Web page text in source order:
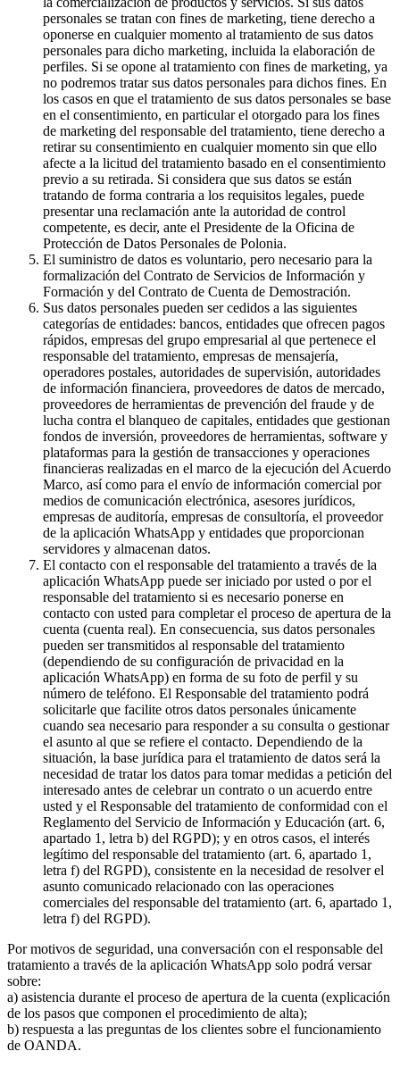
personales se tratan con fines de marketing, tiene derecho a
oponerse en cualquier momento al tratamiento de sus datos
personales para dicho marketing, incluida la elaboración de
perfiles. Si se opone al tratamiento con fines de marketing, ya
no podremos tratar sus datos personales para dichos fines. En
los casos en que el tratamiento de sus datos personales se base
en el consentimiento, en particular el otorgado para los fines
de marketing del responsable del tratamiento, tiene derecho a
retirar su consentimiento en cualquier momento sin que ello
afecte a la licitud del tratamiento basado en el consentimiento
previo a su retirada. Si considera que sus datos se están
tratando de forma contraria a los requisitos legales, puede
presentar una reclamación ante la autoridad de control
competente, es decir, ante el Presidente de la Oficina de
Protección de Datos Personales de Polonia.
El suministro de datos es voluntario, pero necesario para la
formalización del Contrato de Servicios de Información y
Formación y del Contrato de Cuenta de Demostración.
Sus datos personales pueden ser cedidos a las siguientes
categorías de entidades: bancos, entidades que ofrecen pagos
rápidos, empresas del grupo empresarial al que pertenece el
responsable del tratamiento, empresas de mensajería,
operadores postales, autoridades de supervisión, autoridades
de información financiera, proveedores de datos de mercado,
proveedores de herramientas de prevención del fraude y de
lucha contra el blanqueo de capitales, entidades que gestionan
fondos de inversión, proveedores de herramientas, software y
plataformas para la gestión de transacciones y operaciones
financieras realizadas en el marco de la ejecución del Acuerdo
Marco, así como para el envío de información comercial por
medios de comunicación electrónica, asesores jurídicos,
empresas de auditoría, empresas de consultoría, el proveedor
de la aplicación WhatsApp y entidades que proporcionan
servidores y almacenan datos.
El contacto con el responsable del tratamiento a través de la
aplicación WhatsApp puede ser iniciado por usted o por el
responsable del tratamiento si es necesario ponerse en
contacto con usted para completar el proceso de apertura de la
cuenta (cuenta real). En consecuencia, sus datos personales
pueden ser transmitidos al responsable del tratamiento
(dependiendo de su configuración de privacidad en la
aplicación WhatsApp) en forma de su foto de perfil y su
número de teléfono. El Responsable del tratamiento podrá
solicitarle que facilite otros datos personales únicamente
cuando sea necesario para responder a su consulta o gestionar
el asunto al que se refiere el contacto. Dependiendo de la
situación, la base jurídica para el tratamiento de datos será la
necesidad de tratar los datos para tomar medidas a petición del
interesado antes de celebrar un contrato o un acuerdo entre
usted y el Responsable del tratamiento de conformidad con el
Reglamento del Servicio de Información y Educación (art. 6,
apartado 1, letra b) del RGPD); y en otros casos, el interés
legítimo del responsable del tratamiento (art. 6, apartado 1,
letra f) del RGPD), consistente en la necesidad de resolver el
asunto comunicado relacionado con las operaciones
comerciales del responsable del tratamiento (art. 6, apartado 1,
letra f) del RGPD).
Por motivos de seguridad, una conversación con el responsable del
tratamiento a través de la aplicación WhatsApp solo podrá versar
sobre:
a) asistencia durante el proceso de apertura de la cuenta (explicación
de los pasos que componen el procedimiento de alta);
b) respuesta a las preguntas de los clientes sobre el funcionamiento
de OANDA.